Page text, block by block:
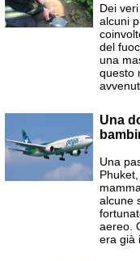
Dei
alcuni
del
una
questo
Una
Una
alcune
aereo.
era già